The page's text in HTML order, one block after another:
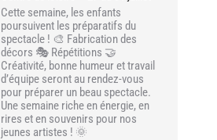
Cette semaine, les enfants
poursuivent les préparatifs du
spectacle ! 🎨 Fabrication des
décors 🎭 Répétitions 🤝
Créativité, bonne humeur et travail
d’équipe seront au rendez-vous
pour préparer un beau spectacle.
Une semaine riche en énergie, en
rires et en souvenirs pour nos
jeunes artistes ! 🌞